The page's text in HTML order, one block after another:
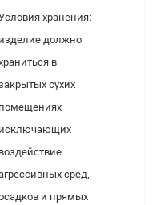
хранения:
изделие должно
в
сухих
помещениях
исключающих
воздействие
сред,
и прямых